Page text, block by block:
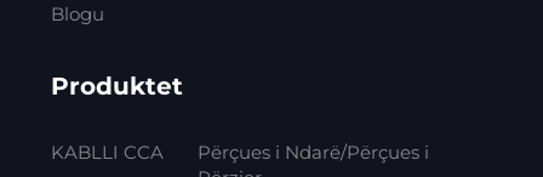
Blogu
Produktet
KABLLI CCA
Përçues i Ndarë/Përçues i